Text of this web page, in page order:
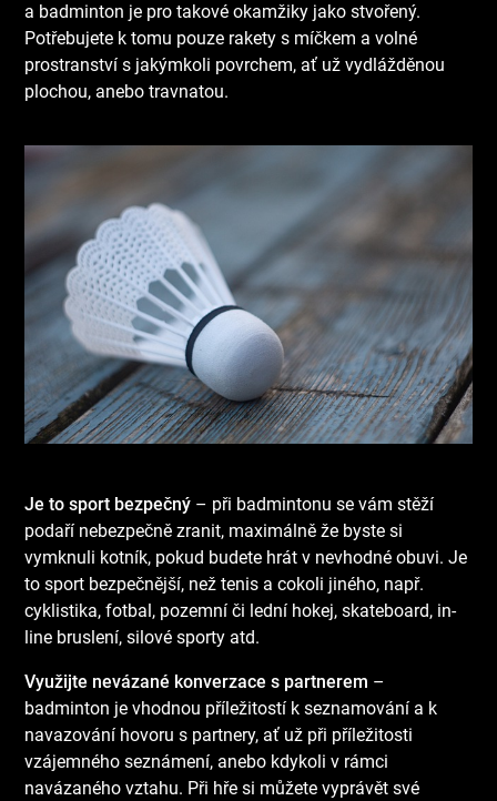
a badminton je pro takové okamžiky jako stvořený.
Potřebujete k tomu pouze rakety s míčkem a volné
prostranství s jakýmkoli povrchem, ať už vydlážděnou
plochou, anebo travnatou.
Je to sport bezpečný – při badmintonu se vám stěží
podaří nebezpečně zranit, maximálně že byste si
vymknuli kotník, pokud budete hrát v nevhodné obuvi. Je
to sport bezpečnější, než tenis a cokoli jiného, např.
cyklistika, fotbal, pozemní či lední hokej, skateboard, in-
line bruslení, silové sporty atd.
Využijte nevázané konverzace s partnerem –
badminton je vhodnou příležitostí k seznamování a k
navazování hovoru s partnery, ať už při příležitosti
vzájemného seznámení, anebo kdykoli v rámci
navázaného vztahu. Při hře si můžete vyprávět své